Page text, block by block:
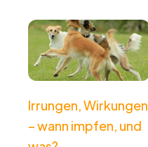
r
a
m
Irrungen, Wirkungen
– wann impfen, und